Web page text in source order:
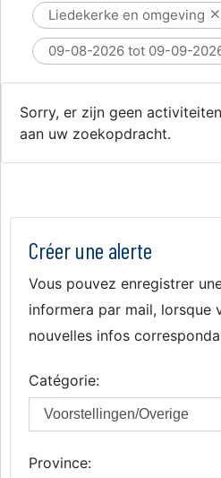
Liedekerke en omgeving
09-08-2026 tot 09-09-
Sorry, er zijn geen
aan uw zoekopdracht.
Créer une alerte
Vous pouvez enregistrer
informera par mail, lorsque
nouvelles infos
Catégorie:
Province: